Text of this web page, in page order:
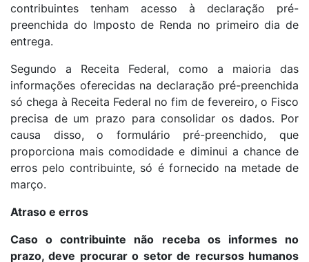
contribuintes tenham acesso à declaração pré-
preenchida do Imposto de Renda no primeiro dia de
entrega.
Segundo a Receita Federal, como a maioria das
informações oferecidas na declaração pré-preenchida
só chega à Receita Federal no fim de fevereiro, o Fisco
precisa de um prazo para consolidar os dados. Por
causa disso, o formulário pré-preenchido, que
proporciona mais comodidade e diminui a chance de
erros pelo contribuinte, só é fornecido na metade de
março.
Atraso e erros
Caso o contribuinte não receba os informes no
prazo, deve procurar o setor de recursos humanos